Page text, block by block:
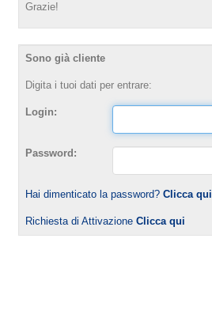
Grazie!
Sono già cliente
Digita i tuoi dati per entrare:
Login:
Password:
Hai dimenticato la password? Clicca qui
Richiesta di Attivazione Clicca qui